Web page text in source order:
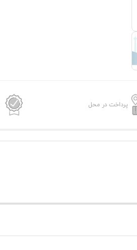
پرداخت در محل